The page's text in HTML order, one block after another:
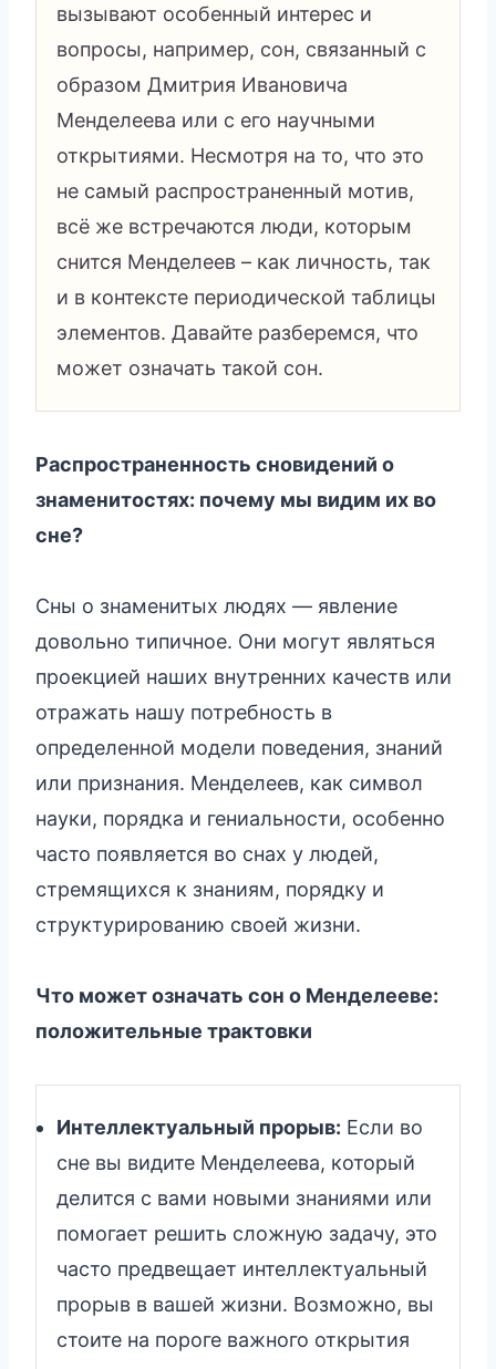
вызывают особенный интерес и
вопросы, например, сон, связанный с
образом Дмитрия Ивановича
Менделеева или с его научными
открытиями. Несмотря на то, что это
не самый распространенный мотив,
всё же встречаются люди, которым
снится Менделеев – как личность, так
и в контексте периодической таблицы
элементов. Давайте разберемся, что
может означать такой сон.
Распространенность сновидений о
знаменитостях: почему мы видим их во
сне?
Сны о знаменитых людях — явление
довольно типичное. Они могут являться
проекцией наших внутренних качеств или
отражать нашу потребность в
определенной модели поведения, знаний
или признания. Менделеев, как символ
науки, порядка и гениальности, особенно
часто появляется во снах у людей,
стремящихся к знаниям, порядку и
структурированию своей жизни.
Что может означать сон о Менделееве:
положительные трактовки
Интеллектуальный прорыв: Если во
сне вы видите Менделеева, который
делится с вами новыми знаниями или
помогает решить сложную задачу, это
часто предвещает интеллектуальный
прорыв в вашей жизни. Возможно, вы
стоите на пороге важного открытия